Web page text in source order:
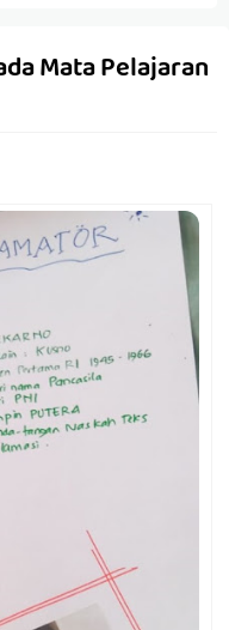
Mata Pelajaran